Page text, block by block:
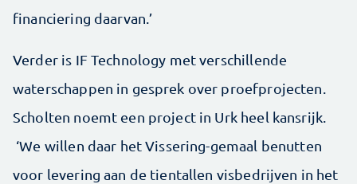
financiering daarvan.’
Verder is IF Technology met verschillende
waterschappen in gesprek over proefprojecten.
Scholten noemt een project in Urk heel kansrijk.
‘We willen daar het Vissering-gemaal benutten
voor levering aan de tientallen visbedrijven in het